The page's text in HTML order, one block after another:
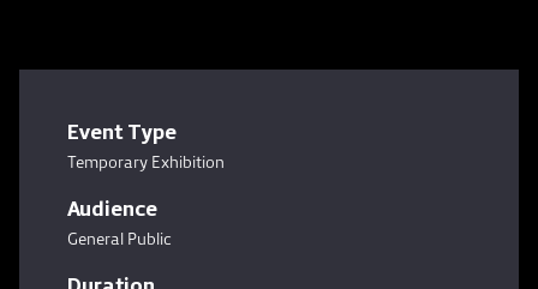
Event Type
Temporary Exhibition
Audience
General Public